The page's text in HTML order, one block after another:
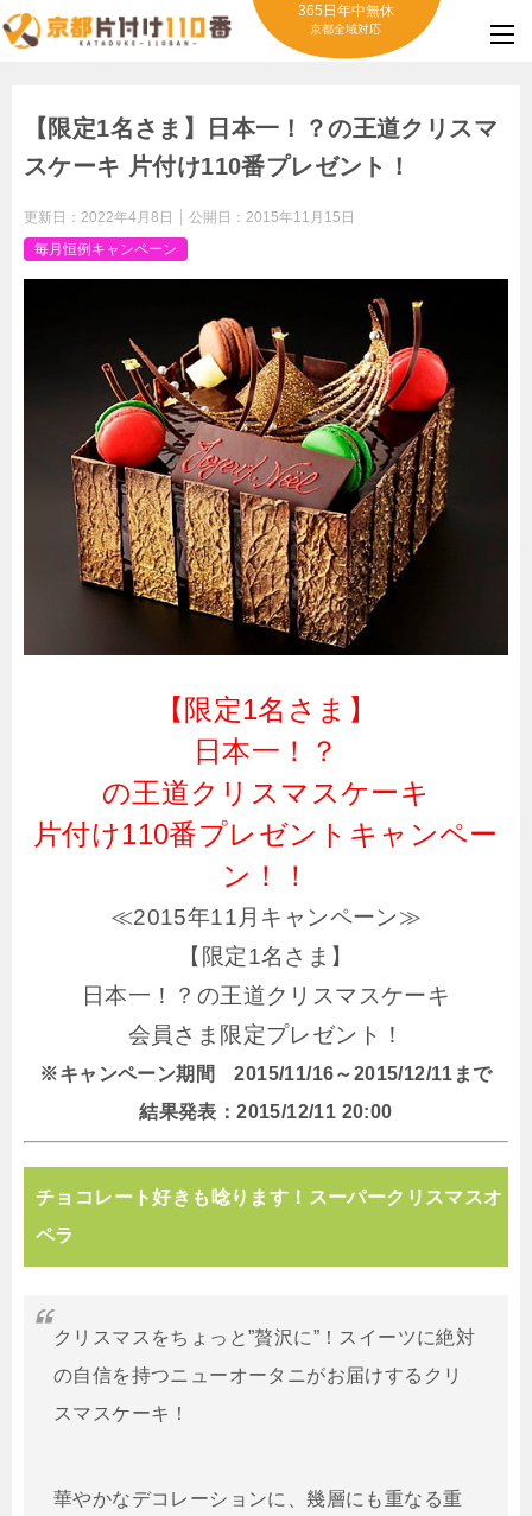
365日年中無休
京都全域対応
【限定1名さま】日本一！？の王道クリスマ
スケーキ 片付け110番プレゼント！
更新日： 2022年4月8日 公開日： 2015年11月15日
毎月恒例キャンペーン
【限定1名さま】
日本一！？
の王道クリスマスケーキ
片付け110番プレゼントキャンペー
ン！！
≪2015年11月キャンペーン≫
【限定1名さま】
日本一！？の王道クリスマスケーキ
会員さま限定プレゼント！
※キャンペーン期間 2015/11/16～2015/12/11まで
結果発表：2015/12/11 20:00
チョコレート好きも唸ります！スーパークリスマスオ
ペラ
クリスマスをちょっと”贅沢に”！スイーツに絶対
の自信を持つニューオータニがお届けするクリ
スマスケーキ！
華やかなデコレーションに、幾層にも重なる重